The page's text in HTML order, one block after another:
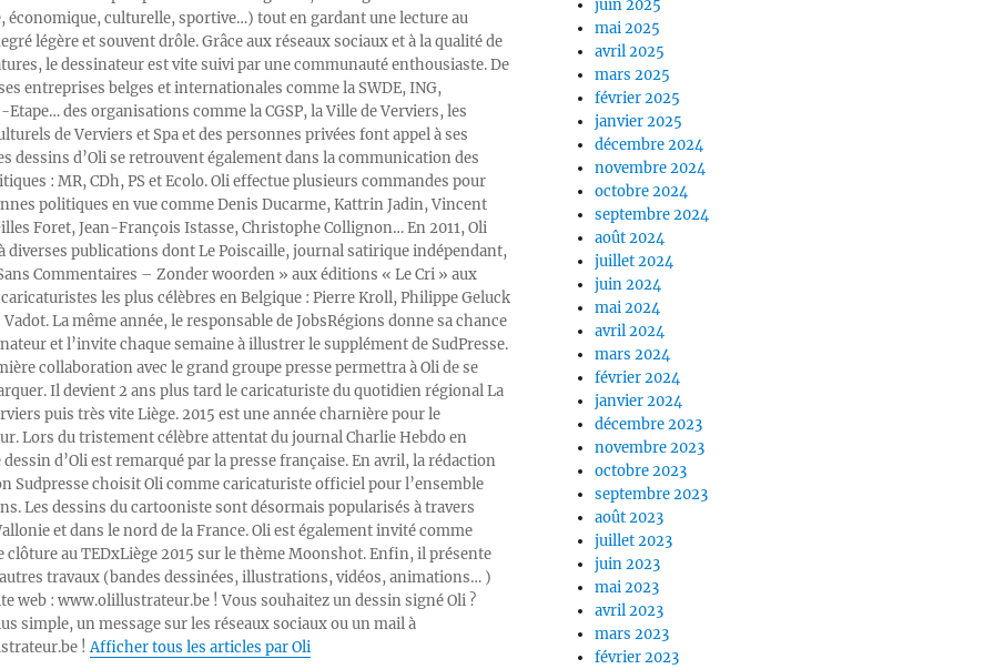
économique, culturelle, sportive…) tout en gardant une lecture au
légère et souvent drôle. Grâce aux réseaux sociaux et à la qualité de
le dessinateur est vite suivi par une communauté enthousiaste. De
entreprises belges et internationales comme la SWDE, ING,
des organisations comme la CGSP, la Ville de Verviers, les
de Verviers et Spa et des personnes privées font appel à ses
dessins d’Oli se retrouvent également dans la communication des
: MR, CDh, PS et Ecolo. Oli effectue plusieurs commandes pour
politiques en vue comme Denis Ducarme, Kattrin Jadin, Vincent
Foret, Jean-François Istasse, Christophe Collignon… En 2011, Oli
diverses publications dont Le Poiscaille, journal satirique indépendant,
Commentaires – Zonder woorden » aux éditions « Le Cri » aux
les plus célèbres en Belgique : Pierre Kroll, Philippe Geluck
La même année, le responsable de JobsRégions donne sa chance
et l’invite chaque semaine à illustrer le supplément de SudPresse.
collaboration avec le grand groupe presse permettra à Oli de se
Il devient 2 ans plus tard le caricaturiste du quotidien régional La
puis très vite Liège. 2015 est une année charnière pour le
Lors du tristement célèbre attentat du journal Charlie Hebdo en
d’Oli est remarqué par la presse française. En avril, la rédaction
Sudpresse choisit Oli comme caricaturiste officiel pour l’ensemble
Les dessins du cartooniste sont désormais popularisés à travers
et dans le nord de la France. Oli est également invité comme
clôture au TEDxLiège 2015 sur le thème Moonshot. Enfin, il présente
travaux (bandes dessinées, illustrations, vidéos, animations… )
web : www.olillustrateur.be ! Vous souhaitez un dessin signé Oli ?
simple, un message sur les réseaux sociaux ou un mail à
!Afficher tous les articles par Oli
juin 2025
mai 2025
avril 2025
mars 2025
février 2025
janvier 2025
décembre 2024
novembre 2024
octobre 2024
septembre 2024
août 2024
juillet 2024
juin 2024
mai 2024
avril 2024
mars 2024
février 2024
janvier 2024
décembre 2023
novembre 2023
octobre 2023
septembre 2023
août 2023
juillet 2023
juin 2023
mai 2023
avril 2023
mars 2023
février 2023